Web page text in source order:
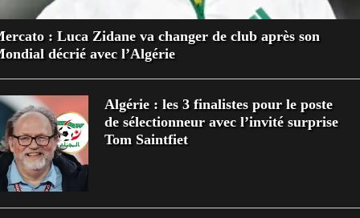
: Luca Zidane va changer de club après son
décrié avec l’Algérie
Algérie : les 3 finalistes pour le poste
de sélectionneur avec l’invité surprise
Tom Saintfiet